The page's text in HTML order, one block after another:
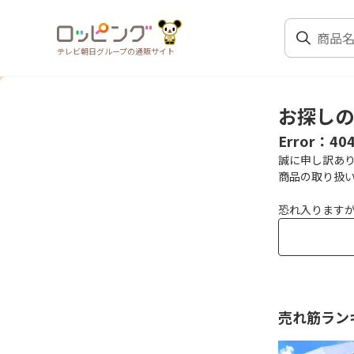
テレビ朝日グループの通販サイト
お探し
Error：
誠に申し訳あ
商品の取り扱
恐れ入ります
売れ筋ラン
1